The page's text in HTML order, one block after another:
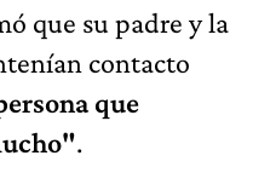
que su padre y la
contacto
que
.